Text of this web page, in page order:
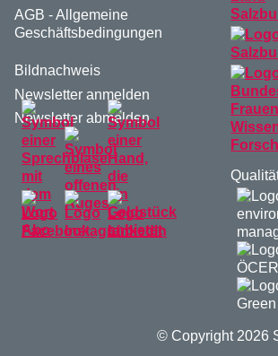
AGB - Allgemeine
Geschäftsbedingungen
Bildnachweis
Newsletter anmelden
Newsletter abmelden
© Copyright 2026